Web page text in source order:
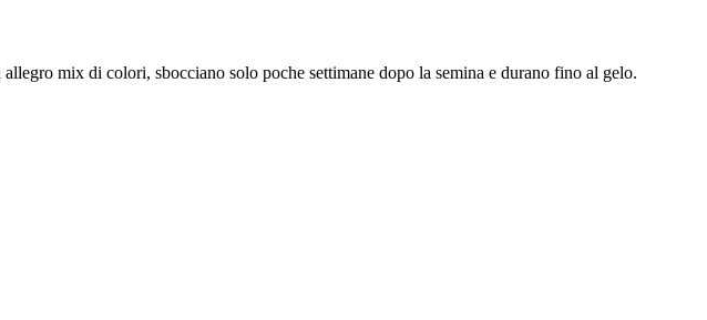
mix di colori, sbocciano solo poche settimane dopo la semina e durano fino al gelo.